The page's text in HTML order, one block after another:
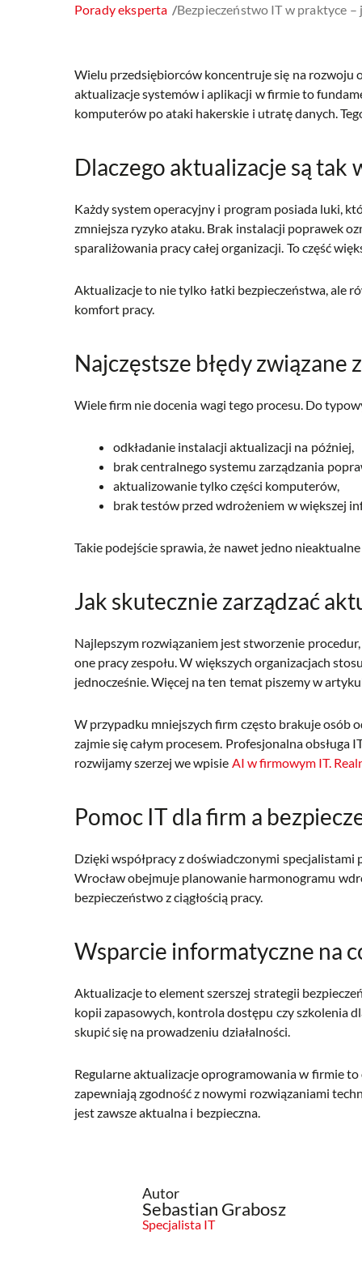
Porady eksperta /Bezpieczeństwo IT w praktyce
Wielu przedsiębiorców koncentruje się na rozwoju
aktualizacje systemów i aplikacji w firmie to
komputerów po ataki hakerskie i utratę danych.
Dlaczego aktualizacje są tak
Każdy system operacyjny i program posiada luki,
zmniejsza ryzyko ataku. Brak instalacji poprawek
sparaliżowania pracy całej organizacji. To część
Aktualizacje to nie tylko łatki bezpieczeństwa, ale
komfort pracy.
Najczęstsze błędy związane
Wiele firm nie docenia wagi tego procesu. Do
odkładanie instalacji aktualizacji na później,
brak centralnego systemu zarządzania
aktualizowanie tylko części komputerów,
brak testów przed wdrożeniem w większej
Takie podejście sprawia, że nawet jedno
Jak skutecznie zarządzać
Najlepszym rozwiązaniem jest stworzenie
one pracy zespołu. W większych organizacjach
jednocześnie. Więcej na ten temat piszemy w
W przypadku mniejszych firm często brakuje osób
zajmie się całym procesem. Profesjonalna
rozwijamy szerzej we wpisie AI w firmowym IT.
Pomoc IT dla firm a
Dzięki współpracy z doświadczonymi
Wrocław obejmuje planowanie harmonogramu
bezpieczeństwo z ciągłością pracy.
Wsparcie informatyczne na
Aktualizacje to element szerszej strategii
kopii zapasowych, kontrola dostępu czy szkolenia
skupić się na prowadzeniu działalności.
Regularne aktualizacje oprogramowania w firmie
zapewniają zgodność z nowymi rozwiązaniami
jest zawsze aktualna i bezpieczna.
Autor
Sebastian Grabosz
Specjalista IT